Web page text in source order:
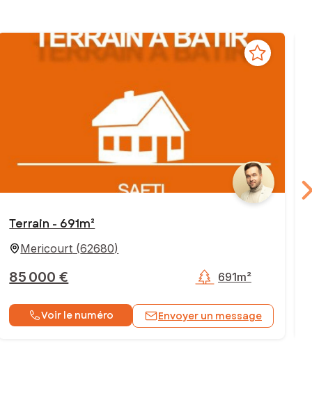
Terrain - 691m²
Mericourt (62680)
85 000 € 691m²
Voir le numéro Envoyer un message